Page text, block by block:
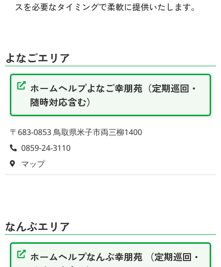
スを必要なタイミングで柔軟に提供いたします。
よなごエリア
ホームヘルプよなご幸朋苑（定期巡回・
随時対応含む）
〒683-0853 鳥取県米子市両三柳1400
0859-24-3110
マップ
なんぶエリア
ホームヘルプなんぶ幸朋苑 （定期巡回・